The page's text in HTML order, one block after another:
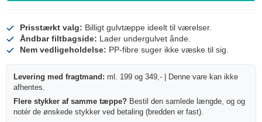
Prisstærkt valg: Billigt gulvtæppe ideelt til værelser.
Åndbar filtbagside: Lader undergulvet ånde.
Nem vedligeholdelse: PP-fibre suger ikke væske til sig.
Levering med fragtmand: ml. 199 og 349,- | Denne vare kan ikke
afhentes.
Flere stykker af samme tæppe? Bestil den samlede længde, og og
notér de ønskede stykker ved betaling (bredden er fast).